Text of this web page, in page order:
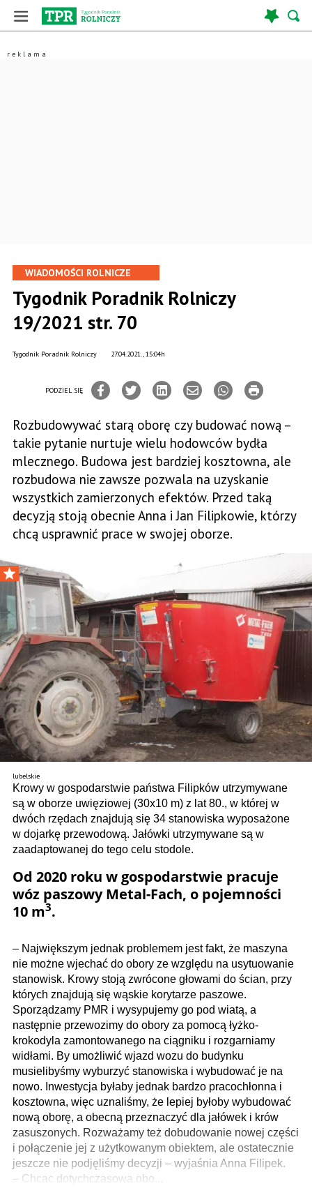
WIADOMOŚCI ROLNICZE
Tygodnik Poradnik Rolniczy
19/2021 str. 70
27.04.2021., 15:04h
Tygodnik Poradnik Rolniczy
PODZIEL SIĘ
Rozbudowywać starą oborę czy budować nową –
takie pytanie nurtuje wielu hodowców bydła
mlecznego. Budowa jest bardziej kosztowna, ale
rozbudowa nie zawsze pozwala na uzyskanie
wszystkich zamierzonych efektów. Przed taką
decyzją stoją obecnie Anna i Jan Filipkowie, którzy
chcą usprawnić prace w swojej oborze.
lubelskie
Krowy w gospodarstwie państwa Filipków utrzymywane
są w oborze uwięziowej (30x10 m) z lat 80., w której w
dwóch rzędach znajdują się 34 stanowiska wyposażone
w dojarkę przewodową. Jałówki utrzymywane są w
zaadaptowanej do tego celu stodole.
Od 2020 roku w gospodarstwie pracuje
wóz paszowy Metal-Fach, o pojemności
10 m3.
– Największym jednak problemem jest fakt, że maszyna
nie możne wjechać do obory ze względu na usytuowanie
stanowisk. Krowy stoją zwrócone głowami do ścian, przy
których znajdują się wąskie korytarze paszowe.
Sporządzamy PMR i wysypujemy go pod wiatą, a
następnie przewozimy do obory za pomocą łyżko-
krokodyla zamontowanego na ciągniku i rozgarniamy
widłami. By umożliwić wjazd wozu do budynku
musielibyśmy wyburzyć stanowiska i wybudować je na
nowo. Inwestycja byłaby jednak bardzo pracochłonna i
kosztowna, więc uznaliśmy, że lepiej byłoby wybudować
nową oborę, a obecną przeznaczyć dla jałówek i krów
zasuszonych. Rozważamy też dobudowanie nowej części
i połączenie jej z użytkowanym obiektem, ale ostatecznie
jeszcze nie podjęliśmy decyzji – wyjaśnia Anna Filipek.
– Chcąc dotychczasową obo...